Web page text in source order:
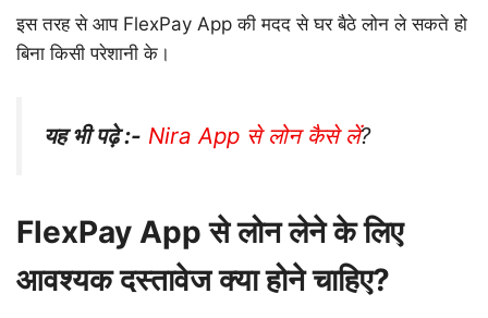
इस तरह से आप FlexPay App की मदद से घर बैठे लोन ले सकते हो
बिना किसी परेशानी के।
यह भी पढ़े :- Nira App से लोन कैसे लें?
FlexPay App से लोन लेने के लिए
आवश्यक दस्तावेज क्या होने चाहिए?